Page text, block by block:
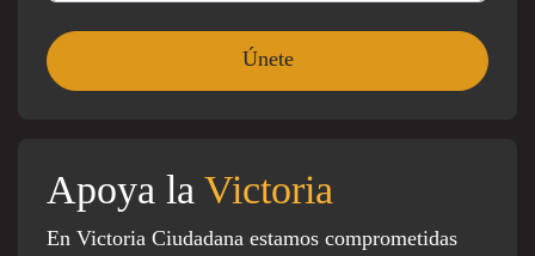
Apoya la Victoria
En Victoria Ciudadana estamos comprometidas